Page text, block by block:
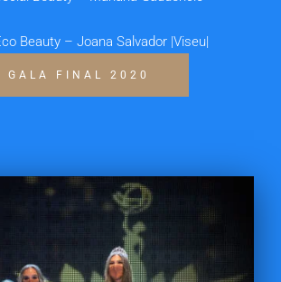
Beauty – Joana Salvador |Viseu|
GALA FINAL 2020